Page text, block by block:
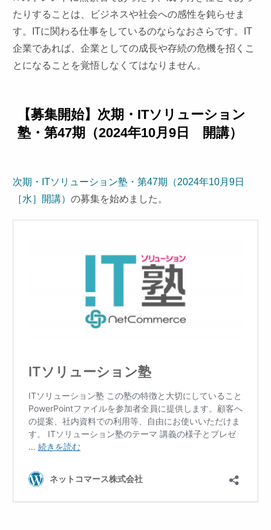
たりすることは、ビジネスや社会への感性を鈍らせま
す。ITに関わる仕事をしているのならなおさらです。IT
企業であれば、企業としての成長や存続の危機を招くこ
とになることを覚悟しなくてはなりません。
【募集開始】 次期・ITソリューション
塾・第47期
（2024年10月9日 開講）
次期・ITソリューション塾・第47期（2024年10月9日
［水］開講）の募集を始めました。